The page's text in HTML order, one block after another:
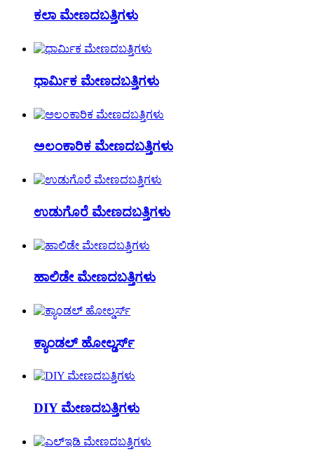
ಕಲಾ ಮೇಣದಬತ್ತಿಗಳು
ಧಾರ್ಮಿಕ ಮೇಣದಬತ್ತಿಗಳು
ಅಲಂಕಾರಿಕ ಮೇಣದಬತ್ತಿಗಳು
ಉಡುಗೊರೆ ಮೇಣದಬತ್ತಿಗಳು
ಹಾಲಿಡೇ ಮೇಣದಬತ್ತಿಗಳು
ಕ್ಯಾಂಡಲ್ ಹೋಲ್ಡರ್ಸ್
DIY ಮೇಣದಬತ್ತಿಗಳು